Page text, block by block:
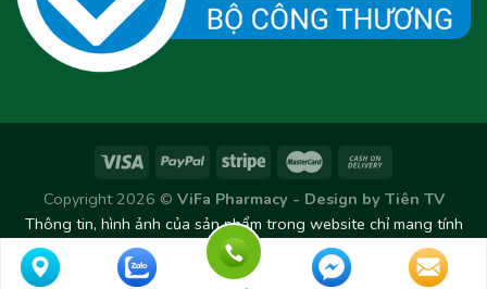
Copyright 2026 © ViFa Pharmacy - Design by Tiên TV
Thông tin, hình ảnh của sản phẩm trong website chỉ mang tính
chất tham khảo. Sản phẩm thực tế có thể thay đổi/chênh lệch
theo từng Lô sản xuất.